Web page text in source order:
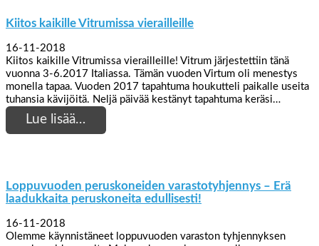
Kiitos kaikille Vitrumissa vierailleille
16-11-2018
Kiitos kaikille Vitrumissa vierailleille! Vitrum järjestettiin tänä
vuonna 3-6.2017 Italiassa. Tämän vuoden Virtum oli menestys
monella tapaa. Vuoden 2017 tapahtuma houkutteli paikalle useita
tuhansia kävijöitä. Neljä päivää kestänyt tapahtuma keräsi…
Lue lisää…
Loppuvuoden peruskoneiden varastotyhjennys – Erä
laadukkaita peruskoneita edullisesti!
16-11-2018
Olemme käynnistäneet loppuvuoden varaston tyhjennyksen